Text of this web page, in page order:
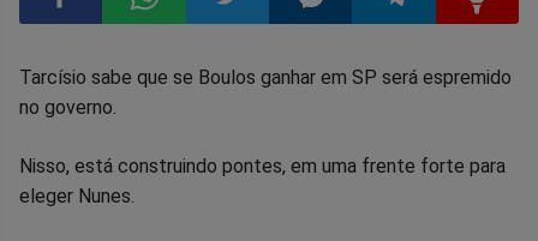
Compartilhar
Facebook
Compartilhar
Whatsapp
CompartilharCompartilharCompartilhar
Tarcísio sabe que se Boulos ganhar em SP será espremido
no governo.
Nisso, está construindo pontes, em uma frente forte para
eleger Nunes.